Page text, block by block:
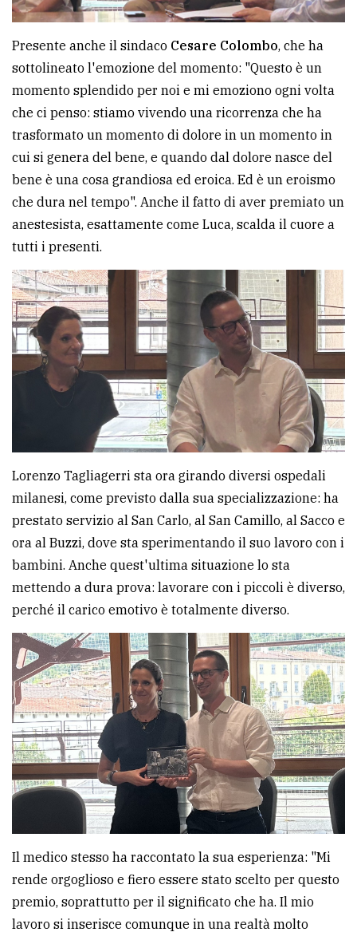
Presente anche il sindaco Cesare Colombo, che ha
sottolineato l'emozione del momento: "Questo è un
momento splendido per noi e mi emoziono ogni volta
che ci penso: stiamo vivendo una ricorrenza che ha
trasformato un momento di dolore in un momento in
cui si genera del bene, e quando dal dolore nasce del
bene è una cosa grandiosa ed eroica. Ed è un eroismo
che dura nel tempo". Anche il fatto di aver premiato un
anestesista, esattamente come Luca, scalda il cuore a
tutti i presenti.
Lorenzo Tagliagerri sta ora girando diversi ospedali
milanesi, come previsto dalla sua specializzazione: ha
prestato servizio al San Carlo, al San Camillo, al Sacco e
ora al Buzzi, dove sta sperimentando il suo lavoro con i
bambini. Anche quest'ultima situazione lo sta
mettendo a dura prova: lavorare con i piccoli è diverso,
perché il carico emotivo è totalmente diverso.
Il medico stesso ha raccontato la sua esperienza: "Mi
rende orgoglioso e fiero essere stato scelto per questo
premio, soprattutto per il significato che ha. Il mio
lavoro si inserisce comunque in una realtà molto